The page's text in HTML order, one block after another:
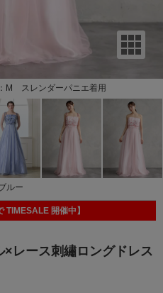
M スレンダーパニエ着用
ルー
レース刺繡ロングドレス
TIMESALE 開催中】